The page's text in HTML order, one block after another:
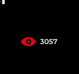
3057